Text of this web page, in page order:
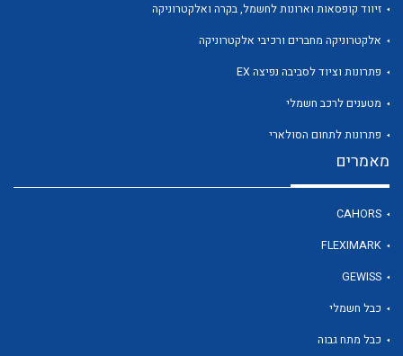
לכל מוצרי היצרן
לכל מוצרי היצרן
זיווד קופסאות וארונות לחשמל, בקרה ואלקטרוניקה
אלקטרוניקה מחברים ורכיבי אלקטרוניקה
פתרונות וציוד לסביבה נפיצה EX
מטענים לרכב חשמלי
פתרונות לתחום הסולארי
מאמרים
CAHORS
FLEXIMARK
GEWISS
כבל חשמלי
כבל מתח גבוה